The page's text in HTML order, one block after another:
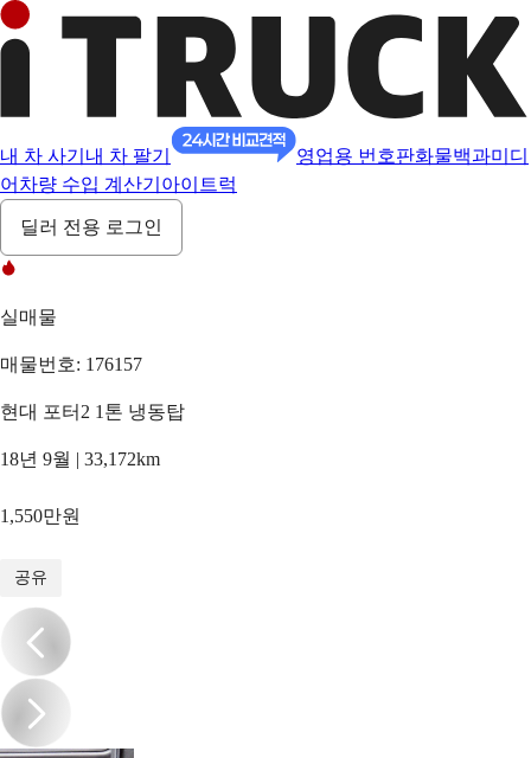
내 차 사기 내 차 팔기 영업용 번호판화물백과미디
어 차량 수입 계산기 아이트럭
딜러 전용 로그인
실매물
매물번호: 176157
현대 포터2 1톤 냉동탑
18년 9월 | 33,172km
1,550만원
공유
/19